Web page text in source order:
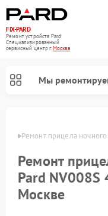
FIX-PARD
Ремонт устройств Pard
Специализированный
cервисный центр г.Москва
Мы
Ремонт прицела
Ремонт
Pard
Москве